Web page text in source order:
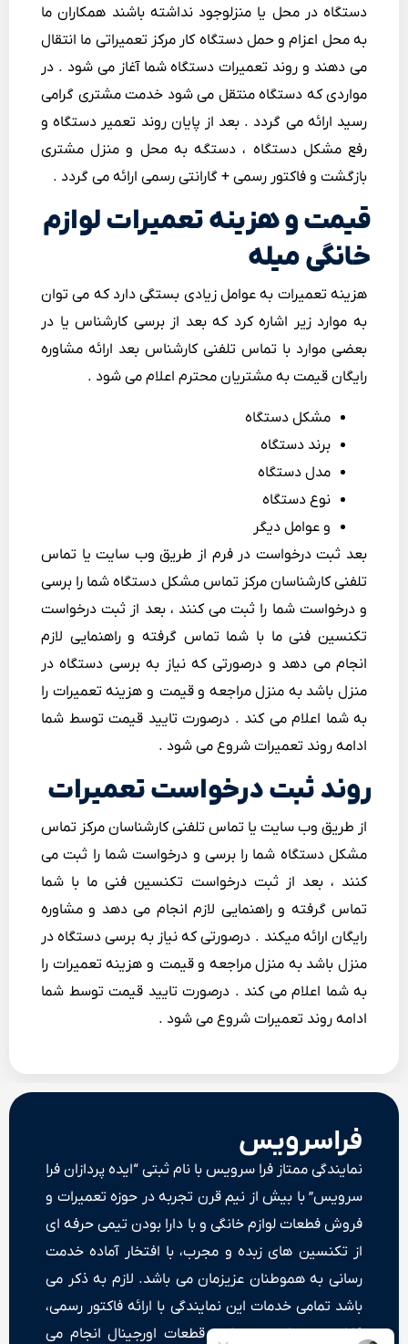
دستگاه در محل یا منزلوجود نداشته باشند همکاران ما
به محل اعزام و حمل دستگاه کار مرکز تعمیراتی ما انتقال
می دهند و روند تعمیرات دستگاه شما آغاز می شود . در
مواردی که دستگاه منتقل می شود خدمت مشتری گرامی
رسید ارائه می گردد . بعد از پایان روند تعمیر دستگاه و
رفع مشکل دستگاه ، دستگه به محل و منزل مشتری
بازگشت و فاکتور رسمی + گارانتی رسمی ارائه می گردد .
قیمت و هزینه تعمیرات لوازم
خانگی میله
هزینه تعمیرات به عوامل زیادی بستگی دارد که می توان
به موارد زیر اشاره کرد که بعد از برسی کارشناس یا در
بعضی موارد با تماس تلفنی کارشناس بعد ارائه مشاوره
رایگان قیمت به مشتریان محترم اعلام می شود .
مشکل دستگاه
برند دستگاه
مدل دستگاه
نوع دستگاه
و عوامل دیگر
بعد ثبت درخواست در فرم از طریق وب سایت یا تماس
تلفنی کارشناسان مرکز تماس مشکل دستگاه شما را برسی
و درخواست شما را ثبت می کنند ، بعد از ثبت درخواست
تکنسین فنی ما با شما تماس گرفته و راهنمایی لازم
انجام می دهد و درصورتی که نیاز به برسی دستگاه در
منزل باشد به منزل مراجعه و قیمت و هزینه تعمیرات را
به شما اعلام می کند . درصورت تایید قیمت توسط شما
ادامه روند تعمیرات شروع می شود .
روند ثبت درخواست تعمیرات
از طریق وب سایت یا تماس تلفنی کارشناسان مرکز تماس
مشکل دستگاه شما را برسی و درخواست شما را ثبت می
کنند ، بعد از ثبت درخواست تکنسین فنی ما با شما
تماس گرفته و راهنمایی لازم انجام می دهد و مشاوره
رایگان ارائه میکند . درصورتی که نیاز به برسی دستگاه در
منزل باشد به منزل مراجعه و قیمت و هزینه تعمیرات را
به شما اعلام می کند . درصورت تایید قیمت توسط شما
ادامه روند تعمیرات شروع می شود .
فراسرویس
نمایندگی ممتاز فرا سرویس با نام ثبتی “ایده پردازان فرا
سرویس” با بیش از نیم قرن تجربه در حوزه تعمیرات و
فروش فطعات لوازم خانگی و با دارا بودن تیمی حرفه ای
از تکنسین های زبده و مجرب، با افتخار آماده خدمت
رسانی به هموطنان عزیزمان می باشد. لازم به ذکر می
باشد تمامی خدمات این نمایندگی با ارائه فاکتور رسمی،
گارانتی خدمات و ضمانت قطعات اورجینال انجام می